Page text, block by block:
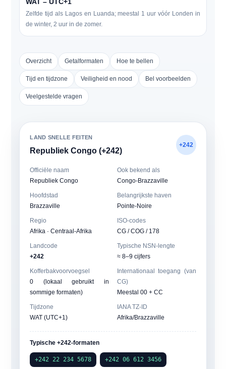
Zelfde tijd als Lagos en Luanda; meestal 1 uur vóór Londen in
de winter, 2 uur in de zomer.
Overzicht Getalformaten Hoe te bellen
Tijd en tijdzone Veiligheid en nood Bel voorbeelden
Veelgestelde vragen
LAND SNELLE FEITEN
Republiek Congo (+242)
+242
Officiële naam
Republiek Congo
Ook bekend als
Congo-Brazzaville
Hoofdstad
Brazzaville
Belangrijkste haven
Pointe-Noire
Regio
Afrika · Centraal-Afrika
ISO-codes
CG / COG / 178
Landcode
+242
Typische NSN-lengte
≈ 8–9 cijfers
Kofferbakvoorvoegsel
0 (lokaal gebruikt in
sommige formaten)
Internationaal toegang (van
CG)
Meestal 00 + CC
Tijdzone
WAT (UTC+1)
IANA TZ-ID
Afrika/Brazzaville
Typische +242-formaten
+242 22 234 5678 +242 06 612 3456